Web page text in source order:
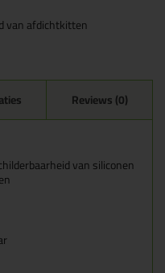
van afdichtkitten
Reviews (0)
van siliconen